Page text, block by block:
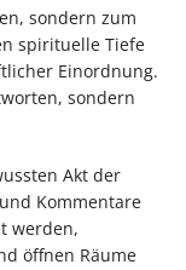
sondern zum
spirituelle Tiefe
Einordnung.
sondern
Akt der
Kommentare
werden,
öffnen Räume